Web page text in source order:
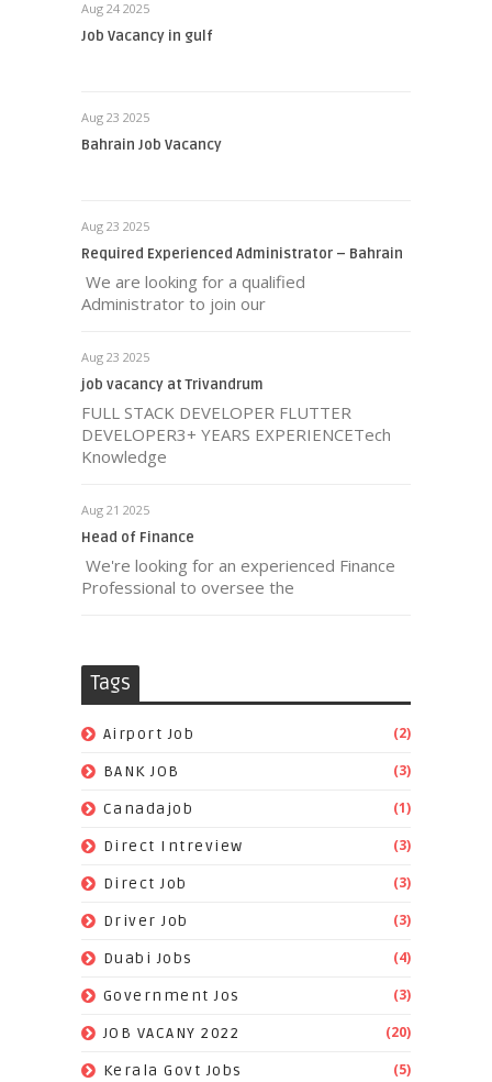
Aug 24 2025
Job Vacancy in gulf
Aug 23 2025
Bahrain Job Vacancy
Aug 23 2025
Required Experienced Administrator – Bahrain
We are looking for a qualified
Administrator to join our
Aug 23 2025
job vacancy at Trivandrum
FULL STACK DEVELOPER FLUTTER
DEVELOPER3+ YEARS EXPERIENCETech
Knowledge
Aug 21 2025
Head of Finance
We're looking for an experienced Finance
Professional to oversee the
Tags
Airport Job (2)
BANK JOB (3)
Canadajob (1)
Direct Intreview (3)
Direct Job (3)
Driver Job (3)
Duabi Jobs (4)
Government Jos (3)
JOB VACANY 2022 (20)
Kerala Govt Jobs (5)